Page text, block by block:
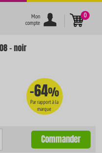
Mon
compte
0
- noir
-64%
Par rapport à la
marque
Commander